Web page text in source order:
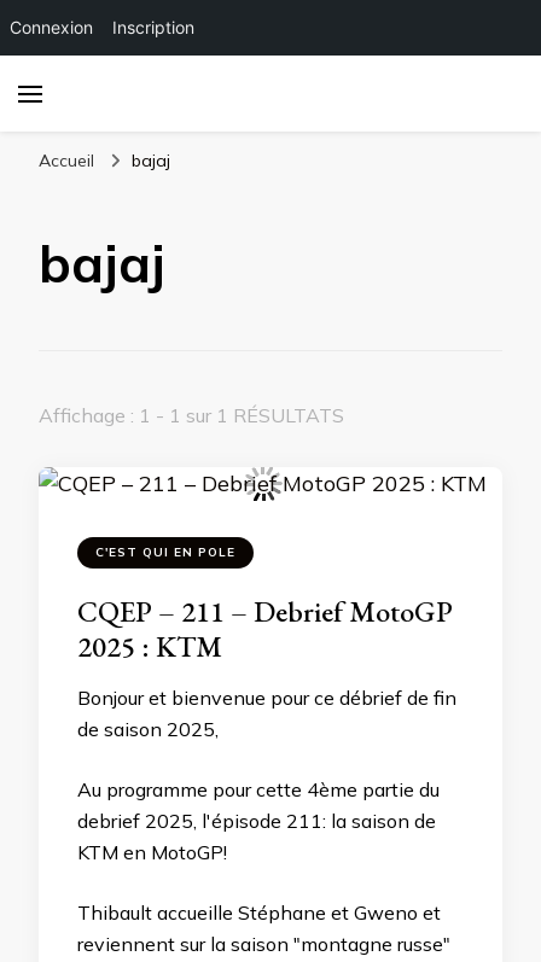
Connexion Inscription
Accueil bajaj
bajaj
Affichage : 1 - 1 sur 1 RÉSULTATS
C'EST QUI EN POLE
CQEP – 211 – Debrief MotoGP
2025 : KTM
Bonjour et bienvenue pour ce débrief de fin
de saison 2025,
Au programme pour cette 4ème partie du
debrief 2025, l'épisode 211: la saison de
KTM en MotoGP!
Thibault accueille Stéphane et Gweno et
reviennent sur la saison "montagne russe"